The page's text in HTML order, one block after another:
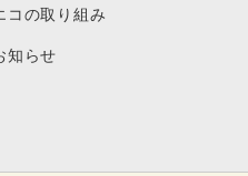
コの取り組み
知らせ